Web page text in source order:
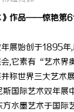
》作品——惊艳第
展始创于1895年
,它素有“艺术界
称世界三大艺术展
国际艺术双年展
水墨艺术于国际